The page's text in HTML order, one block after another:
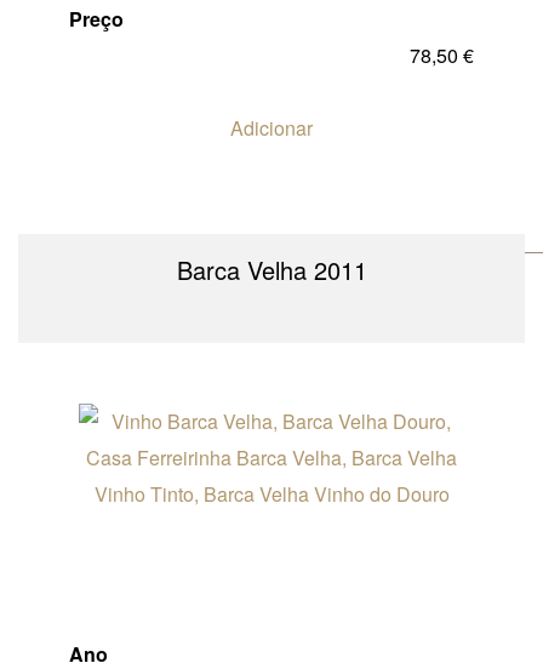
Preço
78,50€
Adicionar
Barca Velha 2011
Ano